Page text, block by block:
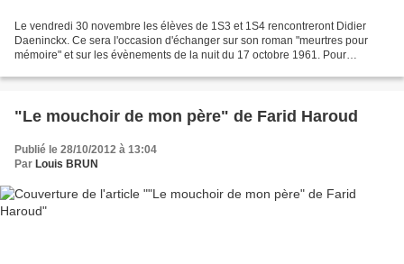
Le vendredi 30 novembre les élèves de 1S3 et 1S4 rencontreront Didier
Daeninckx. Ce sera l'occasion d'échanger sur son roman "meurtres pour
mémoire" et sur les évènements de la nuit du 17 octobre 1961. Pour
"Le mouchoir de mon père" de Farid Haroud
Publié le 28/10/2012 à 13:04
Par Louis BRUN